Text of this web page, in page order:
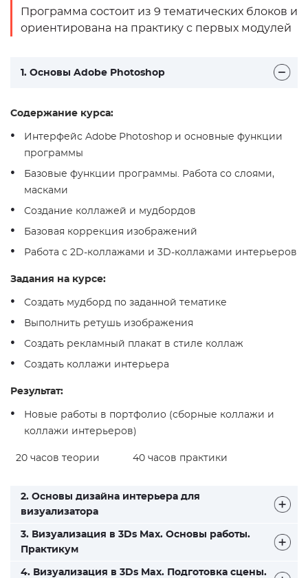
Программа состоит из 9 тематических блоков и
ориентирована на практику с первых модулей
1. Основы Adobe Photoshop
Содержание курса:
Интерфейс Adobe Photoshop и основные функции
программы
Базовые функции программы. Работа со слоями,
масками
Создание коллажей и мудбордов
Базовая коррекция изображений
Работа с 2D-коллажами и 3D-коллажами интерьеров
Задания на курсе:
Создать мудборд по заданной тематике
Выполнить ретушь изображения
Создать рекламный плакат в стиле коллаж
Создать коллажи интерьера
Результат:
Новые работы в портфолио (сборные коллажи и
коллажи интерьеров)
20 часов теории 40 часов практики
2. Основы дизайна интерьера для
визуализатора
3. Визуализация в 3Ds Max. Основы работы.
Практикум
4. Визуализация в 3Ds Max. Подготовка сцены.